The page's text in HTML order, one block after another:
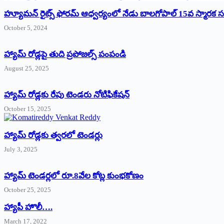
హ్యూమన్‌ రైట్స్‌ ఫోరమ్‌ ఆధ్వర్యంలో నేడు బాలగోపాల్‌ 15వ స్మారక
October 5, 2024
హ్యామ్‌ రోడ్లపై తుది ప్రపోజల్స్‌ పంపండి
August 25, 2025
హ్యామ్‌ రోడ్లకు రేపు టెండరు నోటిఫికేషన్‌
October 15, 2025
హ్యామ్‌ రోడ్లకు త్వరలో టెండర్లు
July 3, 2025
హ్యామ్‌ ‌టెండర్లలో రూ.8వేల కోట్ల కుంభకోణం
October 25, 2025
హ్యాపీ హొలీ….
March 17, 2022